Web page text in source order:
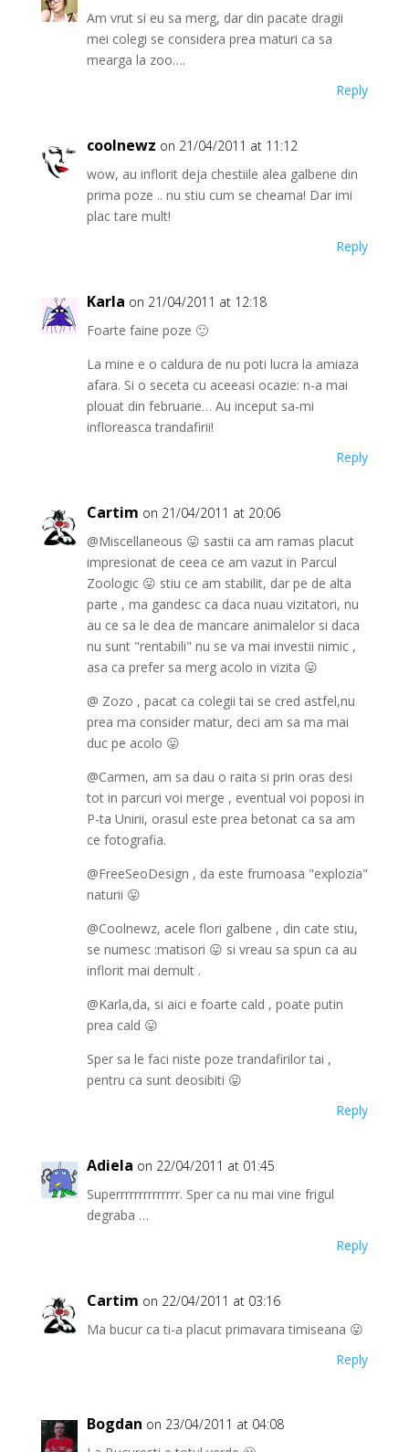
Am vrut si eu sa merg, dar din pacate dragii
mei colegi se considera prea maturi ca sa
mearga la zoo….
Reply
coolnewz on 21/04/2011 at 11:12
wow, au inflorit deja chestiile alea galbene din
prima poze .. nu stiu cum se cheama! Dar imi
plac tare mult!
Reply
Karla on 21/04/2011 at 12:18
Foarte faine poze 🙂
La mine e o caldura de nu poti lucra la amiaza
afara. Si o seceta cu aceeasi ocazie: n-a mai
plouat din februarie… Au inceput sa-mi
infloreasca trandafirii!
Reply
Cartim on 21/04/2011 at 20:06
@Miscellaneous 😛 sastii ca am ramas placut
impresionat de ceea ce am vazut in Parcul
Zoologic 😛 stiu ce am stabilit, dar pe de alta
parte , ma gandesc ca daca nuau vizitatori, nu
au ce sa le dea de mancare animalelor si daca
nu sunt "rentabili" nu se va mai investii nimic ,
asa ca prefer sa merg acolo in vizita 😛
@ Zozo , pacat ca colegii tai se cred astfel,nu
prea ma consider matur, deci am sa ma mai
duc pe acolo 😛
@Carmen, am sa dau o raita si prin oras desi
tot in parcuri voi merge , eventual voi poposi in
P-ta Unirii, orasul este prea betonat ca sa am
ce fotografia.
@FreeSeoDesign , da este frumoasa "explozia"
naturii 😛
@Coolnewz, acele flori galbene , din cate stiu,
se numesc :matisori 😛 si vreau sa spun ca au
inflorit mai demult .
@Karla,da, si aici e foarte cald , poate putin
prea cald 😛
Sper sa le faci niste poze trandafirilor tai ,
pentru ca sunt deosibiti 😛
Reply
Adiela on 22/04/2011 at 01:45
Superrrrrrrrrrrrrr. Sper ca nu mai vine frigul
degraba …
Reply
Cartim on 22/04/2011 at 03:16
Ma bucur ca ti-a placut primavara timiseana 😛
Reply
Bogdan on 23/04/2011 at 04:08